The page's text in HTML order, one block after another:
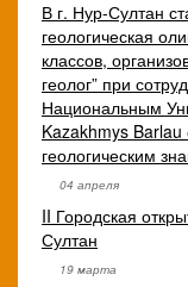
В г. Нур-Султан
геологическая
классов,
геолог” при
Национальным
Kazakhmys
геологическим
04 апреля
II Городская
Султан
19 марта